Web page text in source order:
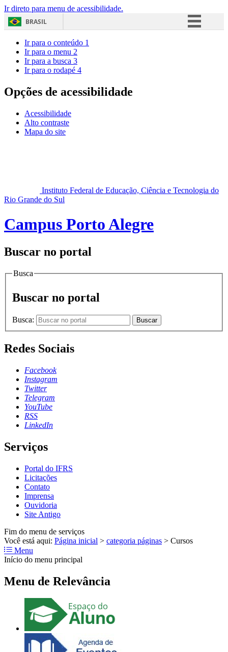
Ir direto para menu de acessibilidade.
BRASIL
Acesso à informação
Ir para o conteúdo 1
Ir para o menu 2
Ir para a busca 3
Ir para o rodapé 4
Opções de acessibilidade
Acessibilidade
Alto contraste
Mapa do site
Instituto Federal de Educação, Ciência e Tecnologia do
Rio Grande do Sul
Campus Porto Alegre
Buscar no portal
Busca
Buscar no portal
Busca: Buscar
Redes Sociais
Facebook
Instagram
Twitter
Telegram
YouTube
RSS
LinkedIn
Serviços
Portal do IFRS
Licitações
Contato
Imprensa
Ouvidoria
Site Antigo
Fim do menu de serviços
Você está aqui: Página inicial > categoria páginas > Cursos
Menu
Início do menu principal
Menu de Relevância